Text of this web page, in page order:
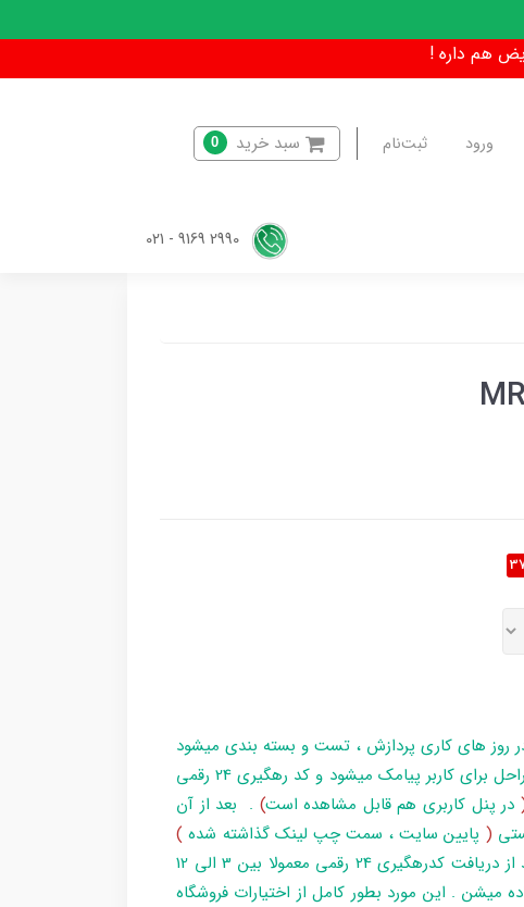
ورود ثبت‌نام سبد خرید 0
روز های کاری پردازش ، تست و بسته بندی میشود
و در زمان آماده سازی تا تحویل بارکد ، مراحل برای کاربر پیامک میشود و کد رهگیری 24 رقمی
در پنل کاربری هم قابل مشاهده است) . بعد از آن
( پایین سایت ، سمت چپ لینک گذاشته شده )
و یا شماره 193 با پست پیگیری کند . بعد از دریافت کدرهگیری 24 رقمی معمولا بین 3 الی 12
میشن . این مورد بطور کامل از اختیارات فروشگاه